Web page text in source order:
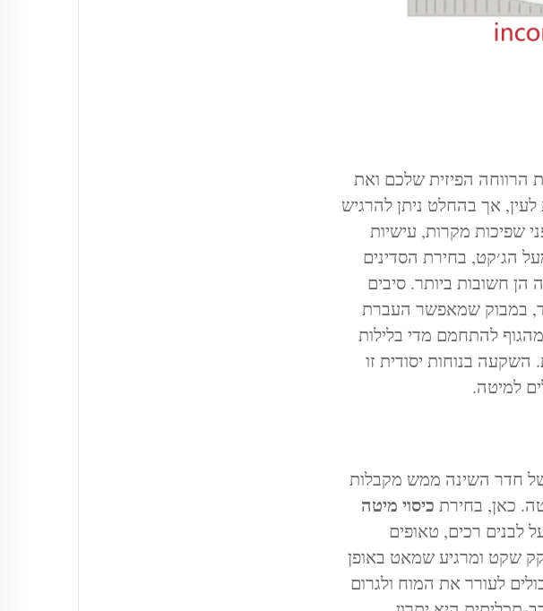
הרווחה הפיזית שלכם ואת
אך בהחלט ניתן להרגיש
שפיכות מקרות, עישיות
הג׳קט, בחירת הסדינים
הן חשובות ביותר. סיבים
במבוק שמאפשר העברת
להתחמם מדי בלילות
בנוחות יסודית זו
למיטה.
חדר השינה ממש מקבלות
כאן, בחירת כיסוי מיטה
לבנים רכים, טאופים
שקט ומרגיע שמאט באופן
לעורר את המוח ולגרום